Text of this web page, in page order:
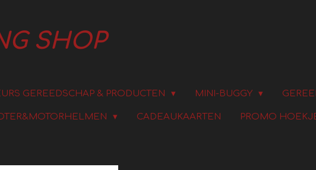
SHOP
GEREEDSCHAP & PRODUCTEN MINI-BUGGY
CADEAUKAARTEN PROMO